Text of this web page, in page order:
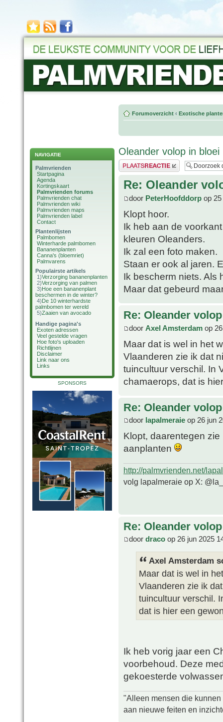
NAVIGATIE
Palmvrienden
Startpagina
Agenda
Kortingskaart
Palmvrienden forums
Palmvrienden chat
Palmvrienden wiki
Palmvrienden maps
Palmvrienden label
Contact
Plantenlijsten
Palmbomen
Winterharde palmbomen
Bananenplanten
Canna's (bloemriet)
Palmvarens
Populairste artikels
1)Verzorging bananenplanten
2)Verzorging van palmen
3)Hoe een bananenplant
beschermen in de winter?
4)De 10 winterhardste
palmbomen ter wereld
5)Zaaien van avocado
Handige pagina's
Exoten adressen
Veel gestelde vragen
Hoe foto's uploaden
Richtlijnen
Disclaimer
Link naar ons
Links
SPONSORS
Forumoverzicht ‹ Exotische
Oleander volop in bloei
Plaats een reactie
Re: Oleander
door PeterHoofddorp op
Klopt hoor.
Ik heb aan de
kleuren Oleanders.
Ik zal een foto maken.
Staan er ook al jaren.
Ik bescherm niets. Als
Maar dat gebeurd
Re: Oleander
door Axel Amsterdam op
Maar dat is wel in het
Vlaanderen zie ik dat
tuincultuur verschil. In
chamaerops, dat is
Re: Oleander
door lapalmeraie op 26 jun
Klopt, daarentegen
aanplanten
http://palmvrienden.net/
volg lapalmeraie op X:
Re: Oleander
door draco op 26 jun 2025
Axel Amsterdam
Maar dat is wel in
Vlaanderen zie ik
tuincultuur verschil.
dat is hier een
Ik heb vorig jaar een
voorbehoud. Deze
gekoesterde
"Alleen mensen die
aan nieuwe feiten en